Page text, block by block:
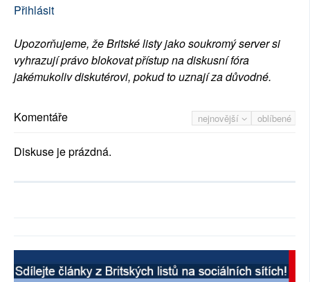
Přihlásit
Upozorňujeme, že Britské listy jako soukromý server si
vyhrazují právo blokovat přístup na diskusní fóra
jakémukoliv diskutérovi, pokud to uznají za důvodné.
nejnovější oblíbené
Komentáře
Diskuse je prázdná.